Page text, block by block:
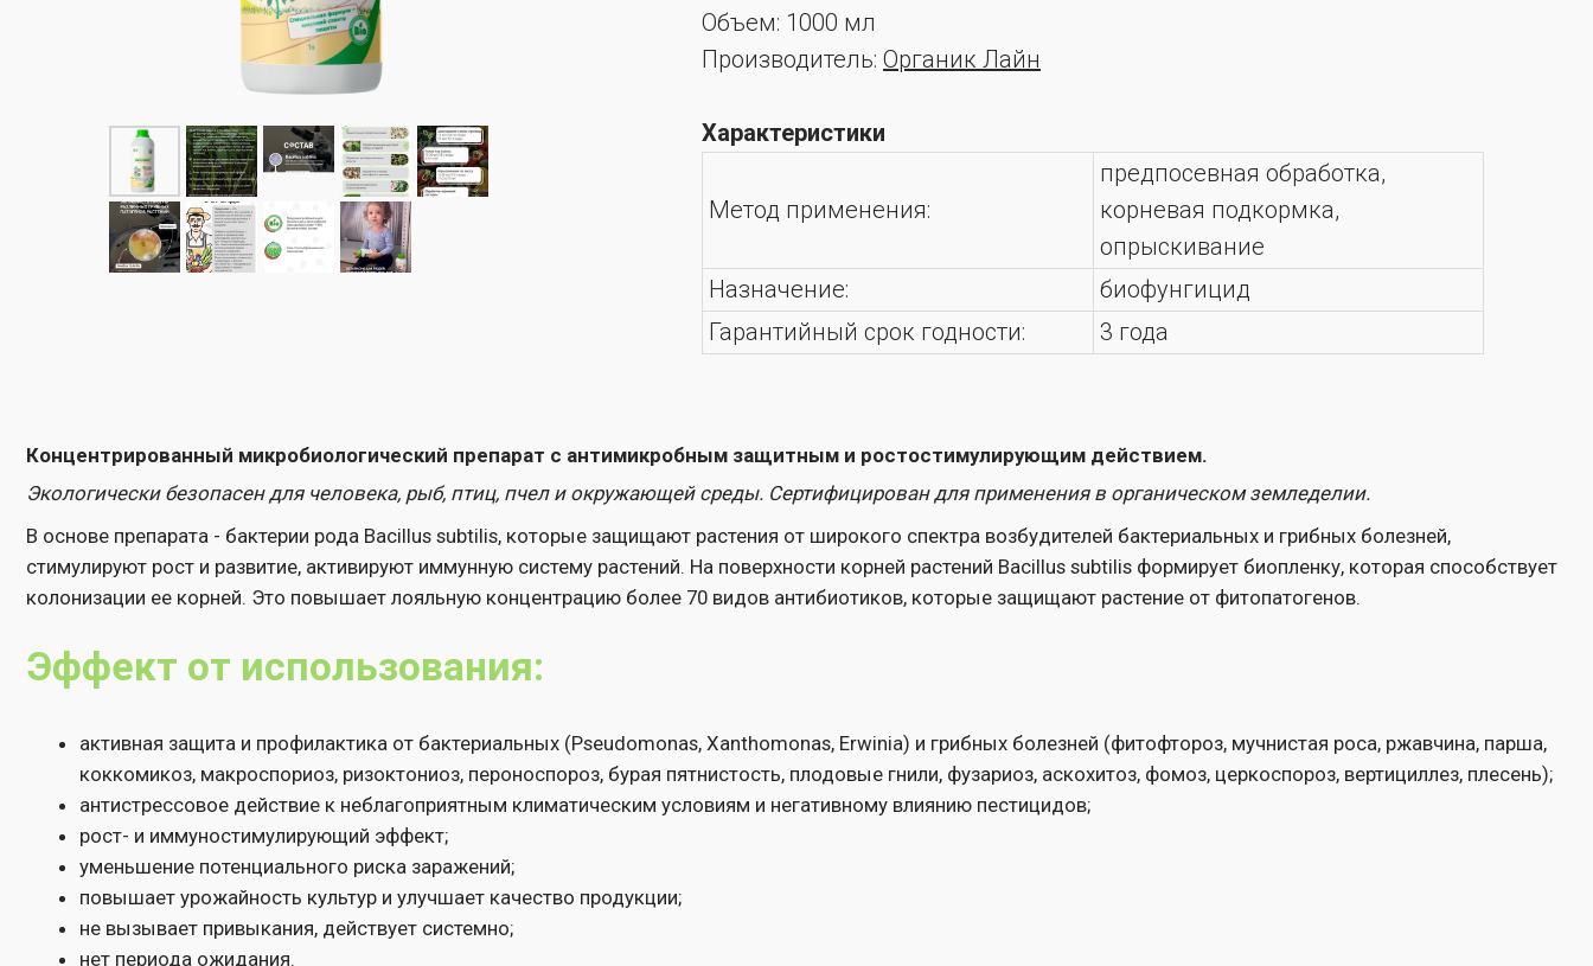
Объем: 1000 мл
Производитель: Органик Лайн
Характеристики
Метод применения:
предпосевная обработка,
корневая подкормка,
опрыскивание
Назначение:
биофунгицид
Гарантийный срок годности:
3 года
активная защита и профилактика от бактериальных (Pseudomonas, Xanthomonas, Erwinia) и грибных болезней (фитофтороз, мучнистая роса, ржавчина, парша,
антистрессовое действие к неблагоприятным климатическим условиям и негативному влиянию пестицидов;
рост- и иммуностимулирующий эффект;
повышает урожайность культур и улучшает качество продукции;
не вызывает привыкания, действует системно;
нет периода ожидания.
Назначение:
предпосевная обработка семян;
обработка корней растений перед посадкой;
обработка рассады овощных культур;
Эффект от использования:
стимулируют рост и развитие, активируют иммунную систему растений. На поверхности корней растений Bacillus subtilis формирует биопленку, которая способствует
Концентрированный микробиологический препарат с антимикробным защитным и ростостимулирующим действием.